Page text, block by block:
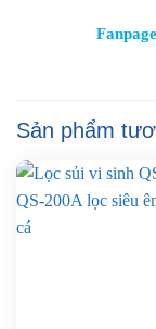
Fanpage
Sản phẩm